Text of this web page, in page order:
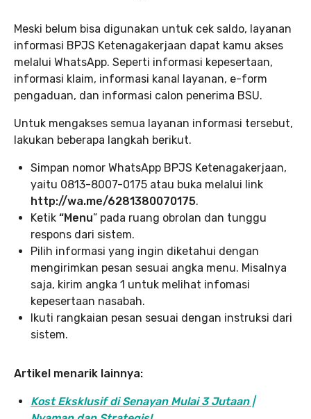
Meski belum bisa digunakan untuk cek saldo, layanan
informasi BPJS Ketenagakerjaan dapat kamu akses
melalui WhatsApp. Seperti informasi kepesertaan,
informasi klaim, informasi kanal layanan, e-form
pengaduan, dan informasi calon penerima BSU.
Untuk mengakses semua layanan informasi tersebut,
lakukan beberapa langkah berikut.
Simpan nomor WhatsApp BPJS Ketenagakerjaan,
yaitu 0813-8007-0175 atau buka melalui link
http://wa.me/6281380070175.
Ketik “Menu” pada ruang obrolan dan tunggu
respons dari sistem.
Pilih informasi yang ingin diketahui dengan
mengirimkan pesan sesuai angka menu. Misalnya
saja, kirim angka 1 untuk melihat infomasi
kepesertaan nasabah.
Ikuti rangkaian pesan sesuai dengan instruksi dari
sistem.
Artikel menarik lainnya:
Kost Eksklusif di Senayan Mulai 3 Jutaan |